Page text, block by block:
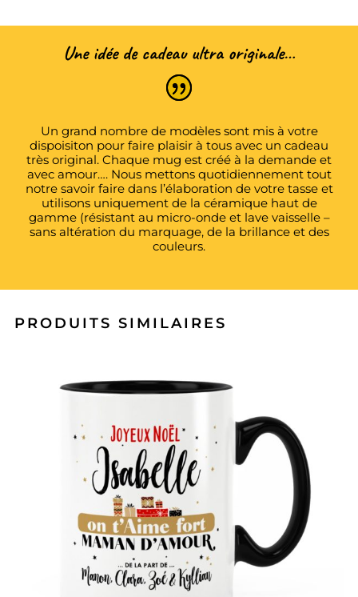
Une idée de cadeau ultra originale…
Un grand nombre de modèles sont mis à votre
dispoisiton pour faire plaisir à tous avec un cadeau
très original. Chaque mug est créé à la demande et
avec amour…. Nous mettons quotidiennement tout
notre savoir faire dans l’élaboration de votre tasse et
utilisons uniquement de la céramique haut de
gamme (résistant au micro-onde et lave vaisselle –
sans altération du marquage, de la brillance et des
couleurs.
PRODUITS SIMILAIRES